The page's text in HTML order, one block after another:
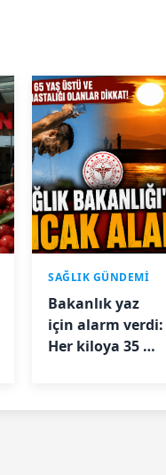
SAĞLIK GÜNDEMİ
Bakanlık yaz
için alarm verdi:
Her kiloya 35 ml